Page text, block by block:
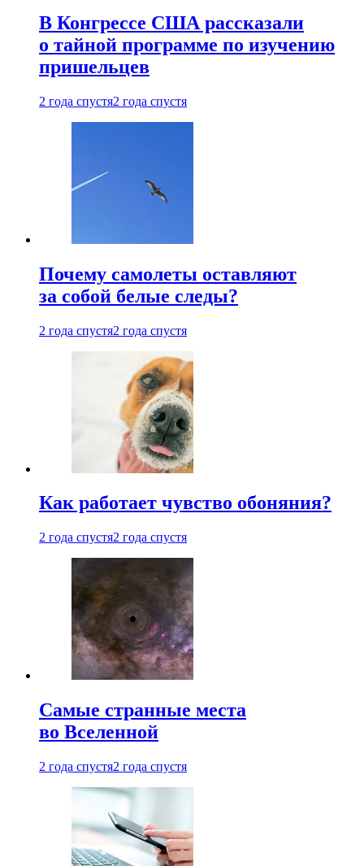
В Конгрессе США рассказали
о тайной программе по изучению
пришельцев
2 года спустя2 года спустя
Почему самолеты оставляют
за собой белые следы?
2 года спустя2 года спустя
Как работает чувство обоняния?
2 года спустя2 года спустя
Самые странные места
во Вселенной
2 года спустя2 года спустя